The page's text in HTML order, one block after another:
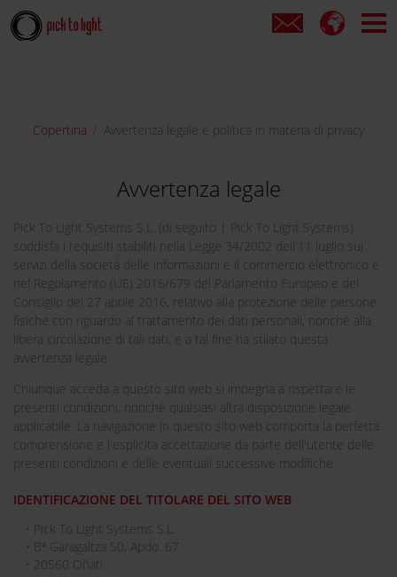
Copertina Avvertenza legale e politica in materia di privacy
Avvertenza legale
Pick To Light Systems S.L. (di seguito | Pick To Light Systems)
soddisfa i requisiti stabiliti nella Legge 34/2002 dell'11 luglio sui
servizi della società delle informazioni e il commercio elettronico e
nel Regolamento (UE) 2016/679 del Parlamento Europeo e del
Consiglio del 27 aprile 2016, relativo alla protezione delle persone
fisiche con riguardo al trattamento dei dati personali, nonché alla
libera circolazione di tali dati, e a tal fine ha stilato questa
avvertenza legale.
Chiunque acceda a questo sito web si impegna a rispettare le
presenti condizioni, nonché qualsiasi altra disposizione legale
applicabile. La navigazione in questo sito web comporta la perfetta
comprensione e l'esplicita accettazione da parte dell'utente delle
presenti condizioni e delle eventuali successive modifiche.
IDENTIFICAZIONE DEL TITOLARE DEL SITO WEB
• Pick To Light Systems S.L.
• Bª Garagaltza 50, Apdo. 67
• 20560 Oñati